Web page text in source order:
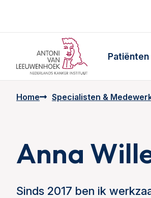
Patiënten
Home Specialisten &
Anna
Sinds 2017 ben ik